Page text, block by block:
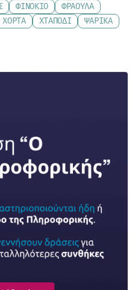
ΦΙΝΌΚΙΟ
ΦΡΆΟΥΛΑ
ΧΌΡΤΑ ΧΤΑΠΌΔΙ ΨΑΡΙΚΆ